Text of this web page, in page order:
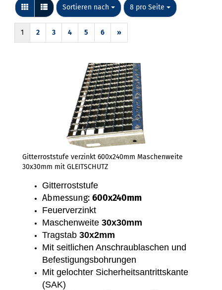
Sortieren nach
Sortieren nach 8 pro Seite
pro Seite
1 2 3 4 5 6 »
Gitterroststufe verzinkt 600x240mm Maschenweite
30x30mm mit GLEITSCHUTZ
Gitterroststufe
Abmessung: 600x240mm
Feuerverzinkt
Maschenweite 30x30mm
Tragstab 30x2mm
Mit seitlichen Anschraublaschen und
Befestigungsbohrungen
Mit gelochter Sicherheitsantrittskante
(SAK)